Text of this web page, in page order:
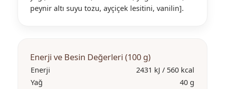
peynir altı suyu tozu, ayçiçek lesitini, vanilin].
Enerji ve Besin Değerleri (100 g)
Enerji
2431 kJ / 560 kcal
Yağ
40 g